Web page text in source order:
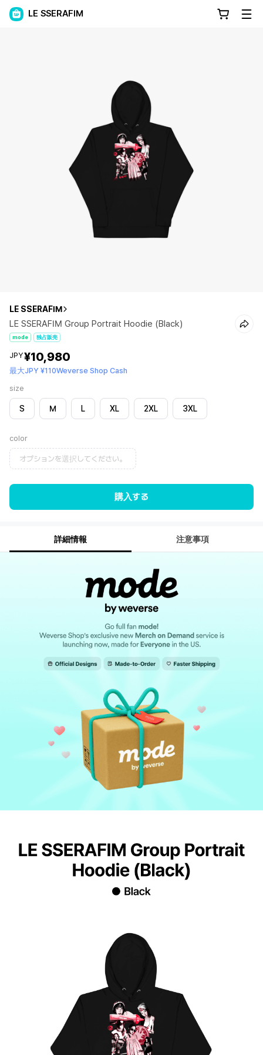
LE SSERAFIM
LE SSERAFIM
LE SSERAFIM Group Portrait Hoodie (Black)
mode 独占販売
JPY¥10,980
最大JPY ¥110Weverse Shop Cash
size
S M L XL 2XL 3XL
color
オプションを選択してください。
購入する
詳細情報 注意事項